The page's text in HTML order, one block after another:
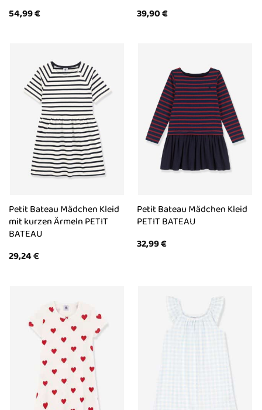
54,99€
39,90€
Petit Bateau Mädchen Kleid
mit kurzen Ärmeln PETIT
BATEAU
29,24€
Petit Bateau Mädchen Kleid
PETIT BATEAU
32,99€